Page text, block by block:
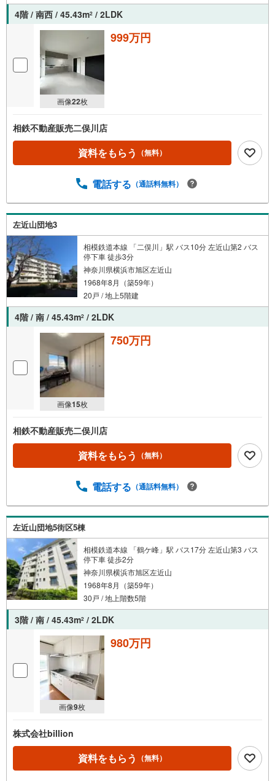
4階 / 南西 / 45.43m2 / 2LDK
画像22枚
999万円
相鉄不動産販売二俣川店
資料をもらう （無料）
電話する （通話料無料）
左近山団地3
相模鉄道本線 「二俣川」駅 バス10分 左近山第2 バス
停下車 徒歩3分
神奈川県横浜市旭区左近山
1968年8月（築59年）
20戸 / 地上5階建
4階 / 南 / 45.43m2 / 2LDK
画像15枚
750万円
相鉄不動産販売二俣川店
資料をもらう （無料）
電話する （通話料無料）
左近山団地5街区5棟
相模鉄道本線 「鶴ケ峰」駅 バス17分 左近山第3 バス
停下車 徒歩2分
神奈川県横浜市旭区左近山
1968年8月（築59年）
30戸 / 地上階数5階
3階 / 南 / 45.43m2 / 2LDK
画像9枚
980万円
株式会社billion
資料をもらう （無料）